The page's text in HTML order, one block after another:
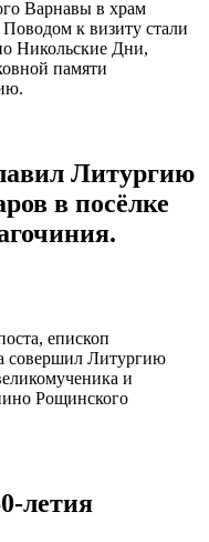
Варнавы в храм
к визиту стали
Никольские Дни,
памяти
Литургию
в посёлке
епископ
совершил Литургию
и
Рощинского
летия